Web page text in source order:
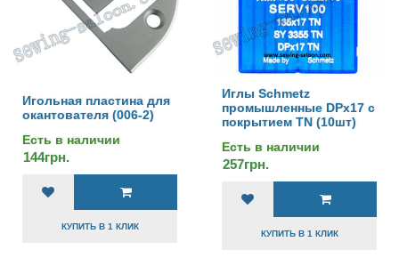
Игольная пластина для
окантователя (006-2)
Есть в наличии
144грн.
КУПИТЬ В 1 КЛИК
Иглы Schmetz
промышленные DPx17 с
покрытием TN (10шт)
Есть в наличии
257грн.
КУПИТЬ В 1 КЛИК